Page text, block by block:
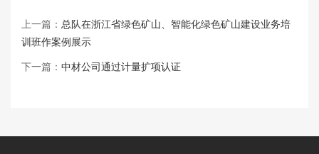
上一篇： 总队在浙江省绿色矿山、智能化绿色矿山建设业务培
训班作案例展示
下一篇： 中材公司通过计量扩项认证